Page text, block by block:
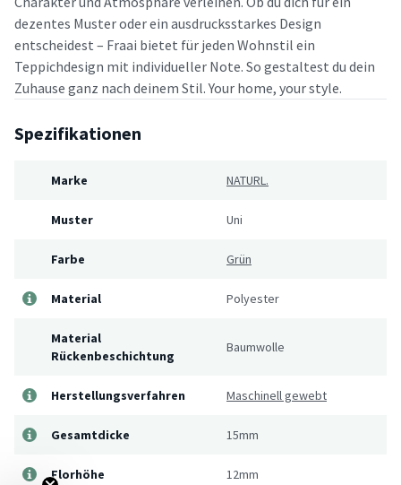
dezentes Muster oder ein ausdrucksstarkes Design
entscheidest – Fraai bietet für jeden Wohnstil ein
Teppichdesign mit individueller Note. So gestaltest du dein
Zuhause ganz nach deinem Stil. Your home, your style.
Spezifikationen
Marke NATURL.
Muster Uni
Farbe Grün
Material Polyester
Material
Rückenbeschichtung
Baumwolle
Herstellungsverfahren Maschinell gewebt
Gesamtdicke 15mm
Florhöhe 12mm